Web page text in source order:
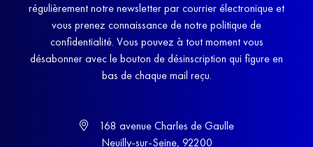
régulièrement notre newsletter par courrier électronique et
vous prenez connaissance de notre politique de
confidentialité. Vous pouvez à tout moment vous
désabonner avec le bouton de désinscription qui figure en
bas de chaque mail reçu.
168 avenue Charles de Gaulle
Neuilly-sur-Seine, 92200